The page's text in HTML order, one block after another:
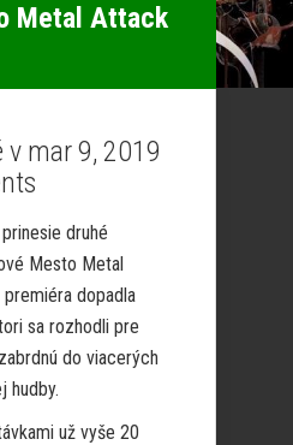
Metal Attack
v mar 9, 2019
druhé
Mesto Metal
dopadla
sa rozhodli pre
do viacerých
hudby.
už vyše 20